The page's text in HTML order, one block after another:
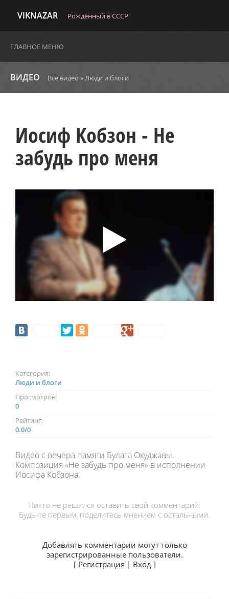
VIKNAZAR Рождённый в СССР
ГЛАВНОЕ МЕНЮ
ВИДЕО Все видео »Люди и блоги
Иосиф Кобзон - Не
забудь про меня
Категория:
Люди и блоги
Просмотров:
0
Рейтинг:
0.0/0
Видео с вечера памяти Булата Окуджавы.
Композиция «Не забудь про меня» в исполнении
Иосифа Кобзона.
Никто не решился оставить свой комментарий.
Будь-те первым, поделитесь мнением с остальными.
Добавлять комментарии могут только
зарегистрированные пользователи.
[ Регистрация | Вход]